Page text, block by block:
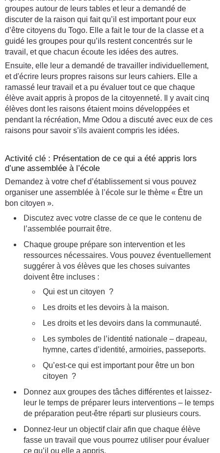
groupes autour de leurs tables et leur a demandé de
discuter de la raison qui fait qu’il est important pour eux
d’être citoyens du Togo. Elle a fait le tour de la classe et a
guidé les groupes pour qu’ils restent concentrés sur le
travail, et que chacun écoute les idées des autres.
Ensuite, elle leur a demandé de travailler individuellement,
et d'écrire leurs propres raisons sur leurs cahiers. Elle a
ramassé leur travail et a pu évaluer tout ce que chaque
élève avait appris à propos de la citoyenneté. Il y avait cinq
élèves dont les raisons étaient moins développées et
pendant la récréation, Mme Odou a discuté avec eux de ces
raisons pour savoir s’ils avaient compris les idées.
Activité clé : Présentation de ce qui a été appris lors
d’une assemblée à l’école
Demandez à votre chef d’établissement si vous pouvez
organiser une assemblée à l’école sur le thème « Être un
bon citoyen ».
Discutez avec votre classe de ce que le contenu de
l’assemblée pourrait être.
Chaque groupe prépare son intervention et les
ressources nécessaires. Vous pouvez éventuellement
suggérer à vos élèves que les choses suivantes
doivent être incluses :
Qui est un citoyen ?
Les droits et les devoirs à la maison.
Les droits et les devoirs dans la communauté.
Les symboles de l’identité nationale – drapeau,
hymne, cartes d’identité, armoiries, passeports.
Qu’est-ce qui est important pour être un bon
citoyen ?
Donnez aux groupes des tâches différentes et laissez-
leur le temps de préparer leurs interventions – le temps
de préparation peut-être réparti sur plusieurs cours.
Donnez-leur un objectif clair afin que chaque élève
fasse un travail que vous pourrez utiliser pour évaluer
ce qu’il ou elle a appris.